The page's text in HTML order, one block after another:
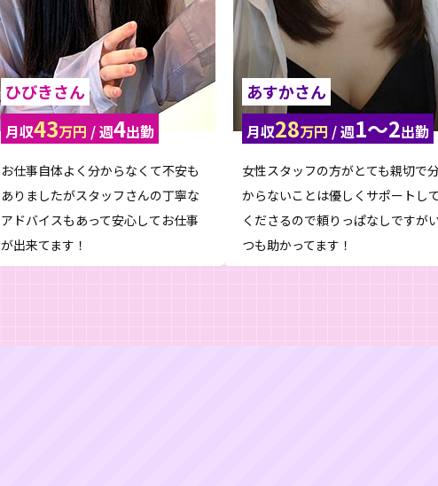
ひびきさん
月収43万円 / 週4出勤
お仕事自体よく分からなくて不安も
ありましたがスタッフさんの丁寧な
アドバイスもあって安心してお仕事
が出来てます！
あすかさん
月収28万円 / 週1〜2出勤
女性スタッフの方がとても親切で
からないことは優しくサポートし
くださるので頼りっぱなしですが
つも助かってます！